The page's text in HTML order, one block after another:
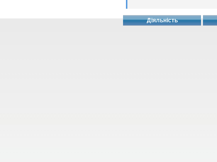
MoU з GUM, Польща, щодо
Діяльність